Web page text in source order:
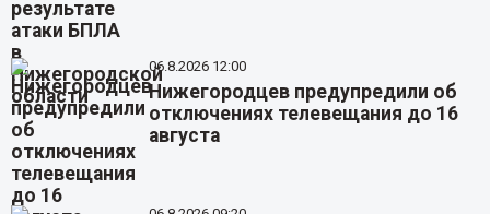
06.8.2026 12:00
Нижегородцев предупредили об
отключениях телевещания до 16
августа